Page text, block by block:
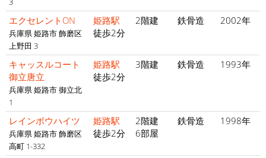
エクセレントON
兵庫県 姫路市 飾磨区
上野田 3
姫路駅
徒歩2分
2階建 鉄骨造 2002年
キャッスルコート
御立唐立
兵庫県 姫路市 御立北
1
姫路駅
徒歩2分
3階建 鉄骨造 1993年
レインボウハイツ
兵庫県 姫路市 飾磨区
高町 1-332
姫路駅
徒歩2分
2階建
6部屋
鉄骨造 1998年